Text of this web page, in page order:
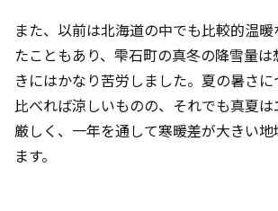
また、以前は北海道の中でも比較的温
たこともあり、雫石町の真冬の降雪量
きにはかなり苦労しました。夏の暑さ
比べれば涼しいものの、それでも真夏は
厳しく、一年を通して寒暖差が大きい
ます。